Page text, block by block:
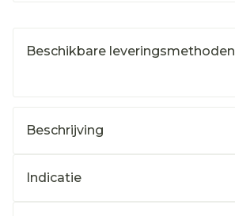
Beschikbare leveringsmethoden
Beschrijving
Indicatie